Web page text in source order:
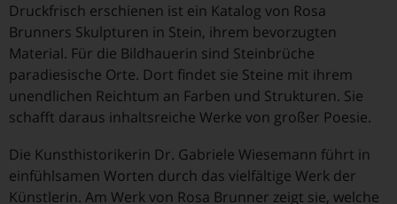
Druckfrisch erschienen ist ein Katalog von Rosa
Brunners Skulpturen in Stein, ihrem bevorzugten
Material. Für die Bildhauerin sind Steinbrüche
paradiesische Orte. Dort findet sie Steine mit ihrem
unendlichen Reichtum an Farben und Strukturen. Sie
schafft daraus inhaltsreiche Werke von großer Poesie.
Die Kunsthistorikerin Dr. Gabriele Wiesemann führt in
einfühlsamen Worten durch das vielfältige Werk der
Künstlerin. Am Werk von Rosa Brunner zeigt sie, welche